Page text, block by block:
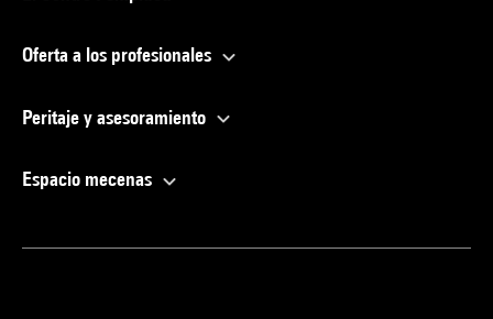
Oferta a los profesionales
Peritaje y asesoramiento
Espacio mecenas